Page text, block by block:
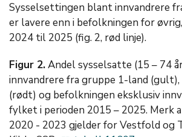
Sysselsettingen blant innvandrere
er lavere enn i befolkningen for
2024 til 2025 (fig. 2, rød linje).
Figur 2.Andel sysselsatte (15 – 74
innvandrere fra gruppe 1-land
(rødt) og befolkningen eksklusiv
fylket i perioden 2015 – 2025. Merk
2020 - 2023 gjelder for Vestfold og